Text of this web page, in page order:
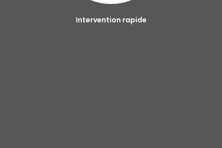
Intervention rapide